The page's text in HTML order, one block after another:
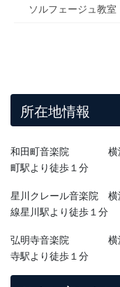
ソルフェージュ教室
所在地情報
和田町音楽院 横浜
町駅より徒歩１分
星川クレール音楽院
線星川駅より徒歩１分
弘明寺音楽院 横浜
寺駅より徒歩１分